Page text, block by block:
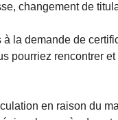
changement de
la demande de
pourriez rencontrer
en raison du